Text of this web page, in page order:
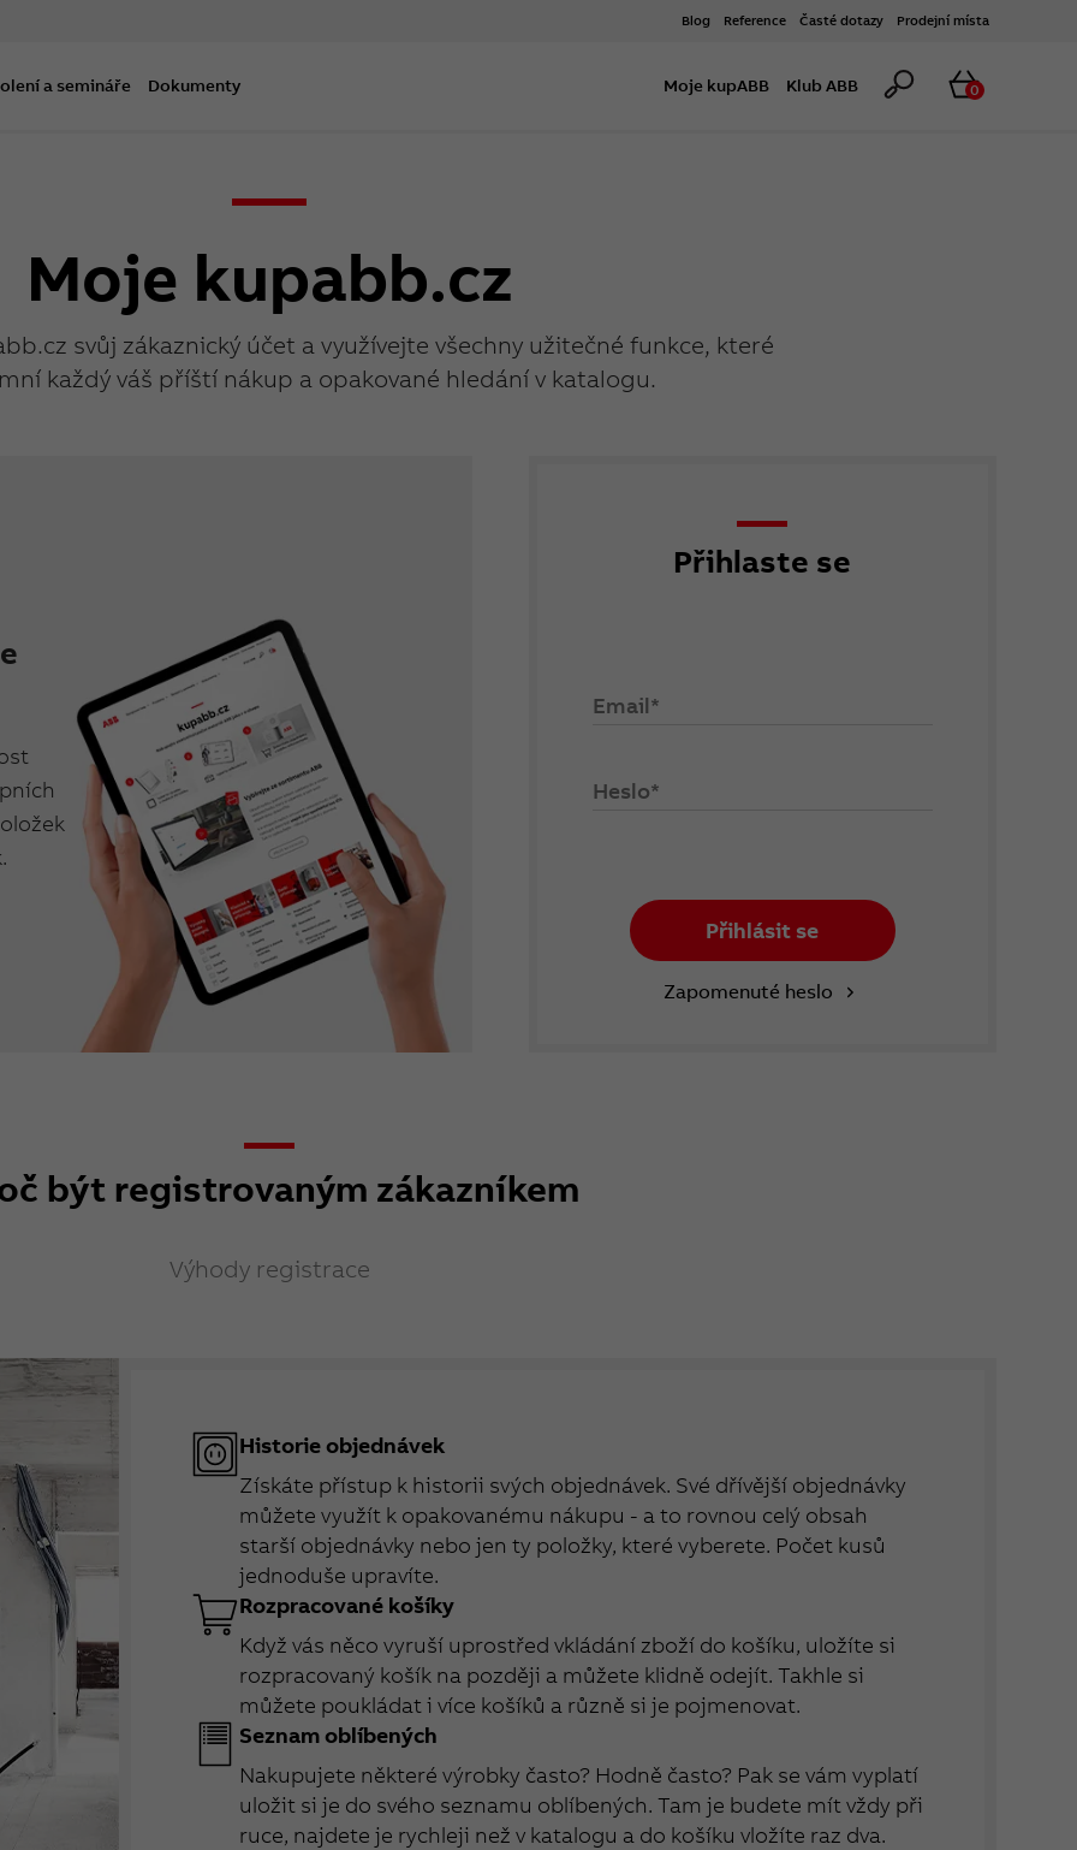
Blog Reference Časté dotazy Prodejní místa
a semináře Dokumenty Moje kupABB Klub ABB Hledat
0
Moje kupabb.cz
svůj zákaznický účet a využívejte všechny užitečné funkce, které
každý váš příští nákup a opakované hledání v katalogu.
Přihlaste se
Email*
Heslo*
Přihlásit se
Zapomenuté heslo
být registrovaným zákazníkem
Výhody registrace
Historie objednávek
Získáte přístup k historii svých objednávek. Své dřívější objednávky
můžete využít k opakovanému nákupu - a to rovnou celý obsah
starší objednávky nebo jen ty položky, které vyberete. Počet kusů
jednoduše upravíte.
Rozpracované košíky
Když vás něco vyruší uprostřed vkládání zboží do košíku, uložíte si
rozpracovaný košík na později a můžete klidně odejít. Takhle si
můžete poukládat i více košíků a různě si je pojmenovat.
Seznam oblíbených
Nakupujete některé výrobky často? Hodně často? Pak se vám vyplatí
uložit si je do svého seznamu oblíbených. Tam je budete mít vždy při
ruce, najdete je rychleji než v katalogu a do košíku vložíte raz dva.